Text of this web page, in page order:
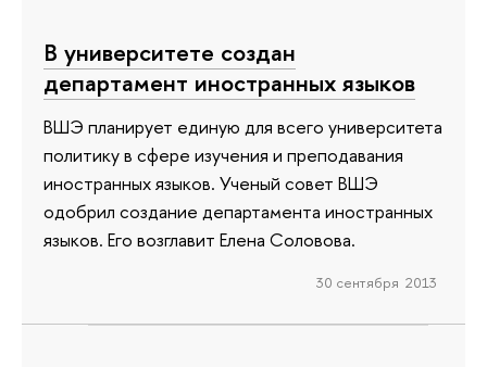
В университете создан
департамент иностранных языков
ВШЭ планирует единую для всего университета
политику в сфере изучения и преподавания
иностранных языков. Ученый совет ВШЭ
одобрил создание департамента иностранных
языков. Его возглавит Елена Соловова.
30 сентября 2013